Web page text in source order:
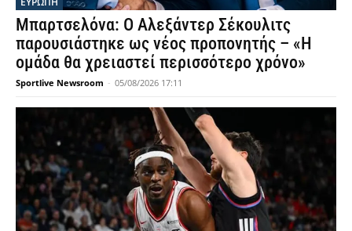
Μπαρτσελόνα: Ο Αλεξάντερ Σέκουλιτς
παρουσιάστηκε ως νέος προπονητής – «Η
ομάδα θα χρειαστεί περισσότερο χρόνο»
Sportlive Newsroom - 05/08/2026 17:11